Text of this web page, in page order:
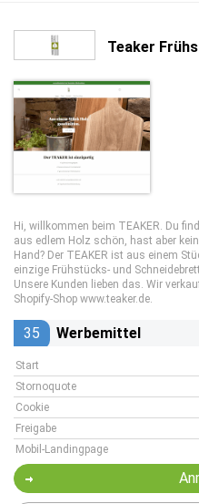
Teaker
Hi, willkommen beim TEAKER. Du
aus edlem Holz schön, hast aber
Hand? Der TEAKER ist aus einem
einzige Frühstücks- und
Unsere Kunden lieben das. Wir
Shopify-Shop www.teaker.de.
35 Werbemittel
Start
Stornoquote
Cookie
Freigabe
Mobil-Landingpage